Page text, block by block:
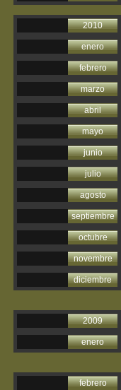
2010
enero
febrero
marzo
abril
mayo
junio
julio
agosto
septiembre
octubre
novembre
diciembre
2009
enero
febrero